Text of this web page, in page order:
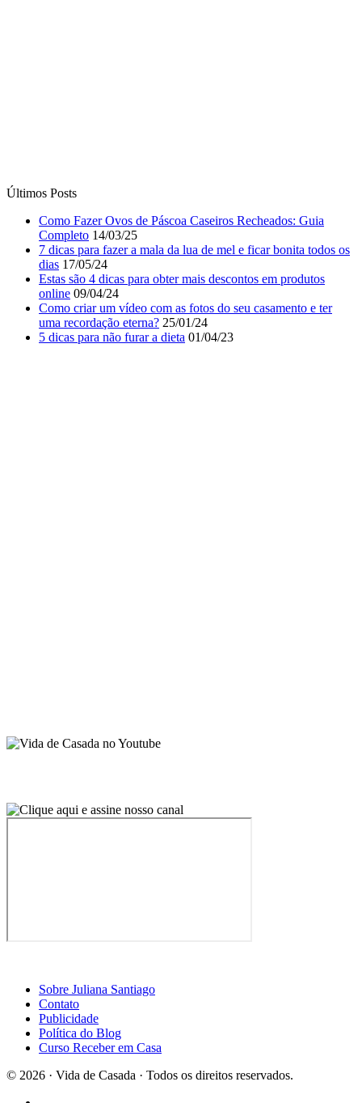
Últimos Posts
Como Fazer Ovos de Páscoa Caseiros Recheados: Guia
Completo 14/03/25
7 dicas para fazer a mala da lua de mel e ficar bonita todos os
dias 17/05/24
Estas são 4 dicas para obter mais descontos em produtos
online 09/04/24
Como criar um vídeo com as fotos do seu casamento e ter
uma recordação eterna? 25/01/24
5 dicas para não furar a dieta 01/04/23
Sobre Juliana Santiago
Contato
Publicidade
Política do Blog
Curso Receber em Casa
© 2026 · Vida de Casada · Todos os direitos reservados.